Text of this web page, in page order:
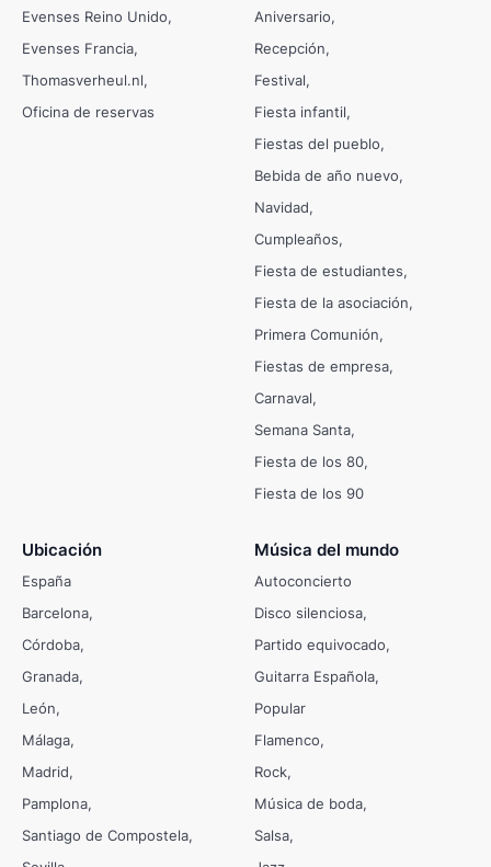
Evenses Reino Unido
Evenses Francia
Thomasverheul.nl
Oficina de reservas
Aniversario
Recepción
Festival
Fiesta infantil
Fiestas del pueblo
Bebida de año nuevo
Navidad
Cumpleaños
Fiesta de estudiantes
Fiesta de la asociación
Primera Comunión
Fiestas de empresa
Carnaval
Semana Santa
Fiesta de los 80
Fiesta de los 90
Ubicación
España
Barcelona
Córdoba
Granada
León
Málaga
Madrid
Pamplona
Santiago de Compostela
Música del mundo
Autoconcierto
Disco silenciosa
Partido equivocado
Guitarra Española
Popular
Flamenco
Rock
Música de boda
Salsa